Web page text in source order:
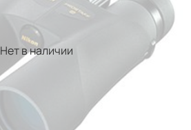
Нет в наличии